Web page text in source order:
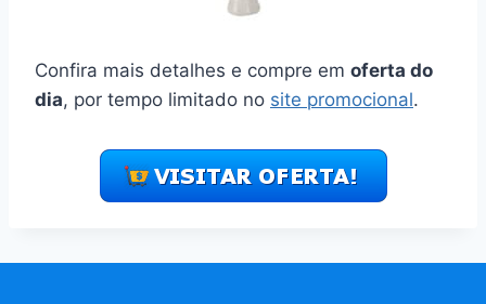
Confira mais detalhes e compre em oferta do
dia, por tempo limitado no site promocional.